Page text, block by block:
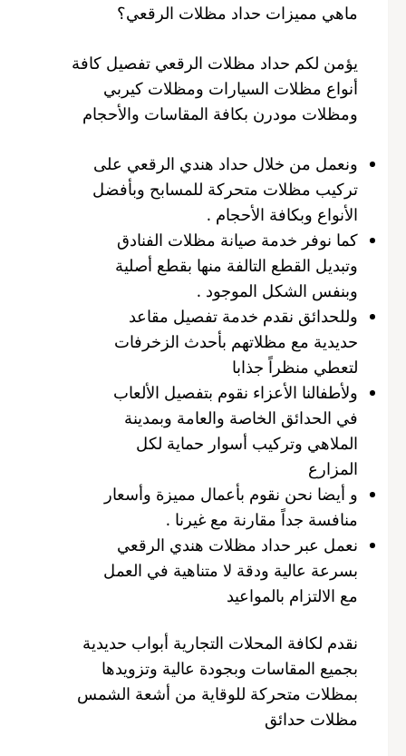
ماهي مميزات حداد مظلات الرقعي؟
يؤمن لكم حداد مظلات الرقعي تفصيل كافة
أنواع مظلات السيارات ومظلات كيربي
ومظلات مودرن بكافة المقاسات والأحجام
ونعمل من خلال حداد هندي الرقعي على
تركيب مظلات متحركة للمسابح وبأفضل
الأنواع وبكافة الأحجام .
كما نوفر خدمة صيانة مظلات الفنادق
وتبديل القطع التالفة منها بقطع أصلية
وبنفس الشكل الموجود .
وللحدائق نقدم خدمة تفصيل مقاعد
حديدية مع مظلاتهم بأحدث الزخرفات
لتعطي منظراً جذابا
ولأطفالنا الأعزاء نقوم بتفصيل الألعاب
في الحدائق الخاصة والعامة وبمدينة
الملاهي وتركيب أسوار حماية لكل
المزارع
و أيضا نحن نقوم بأعمال مميزة وأسعار
منافسة جداً مقارنة مع غيرنا .
نعمل عبر حداد مظلات هندي الرقعي
بسرعة عالية ودقة لا متناهية في العمل
مع الالتزام بالمواعيد
نقدم لكافة المحلات التجارية أبواب حديدية
بجميع المقاسات وبجودة عالية وتزويدها
بمظلات متحركة للوقاية من أشعة الشمس
مظلات حدائق